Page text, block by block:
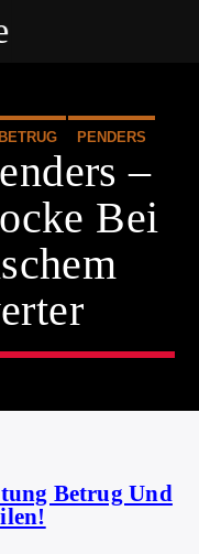
BETRUG PENDERS
–
Bei
Betrug Und